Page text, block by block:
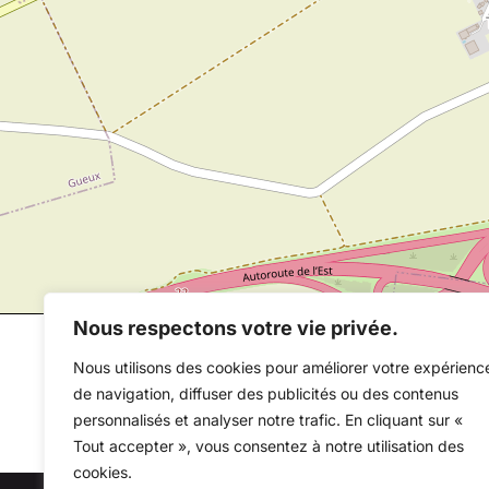
Nous respectons votre vie privée.
Nous utilisons des cookies pour améliorer votre
de navigation, diffuser des publicités ou des contenus
personnalisés et analyser notre trafic. En cliquant sur «
Tout accepter », vous consentez à notre utilisation des
cookies.